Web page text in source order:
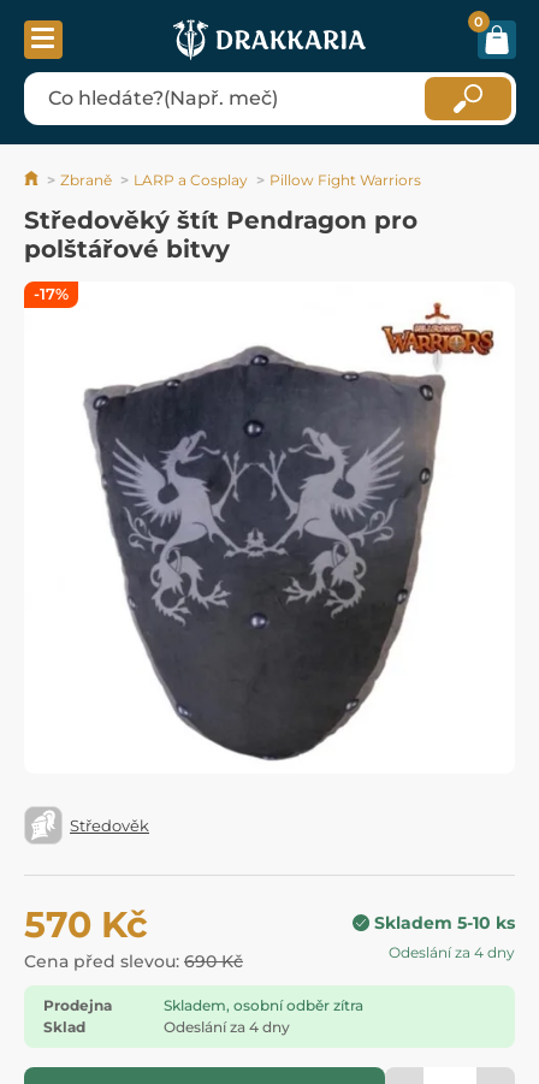
0
Zbraně LARP a Cosplay Pillow Fight Warriors
Středověký štít Pendragon pro
polštářové bitvy
Středověk
570 Kč
Cena před slevou: 690 Kč
Skladem 5-10 ks
Odeslání za 4 dny
Prodejna
Skladem, osobní odběr zítra
Sklad
Odeslání za 4 dny
-17%